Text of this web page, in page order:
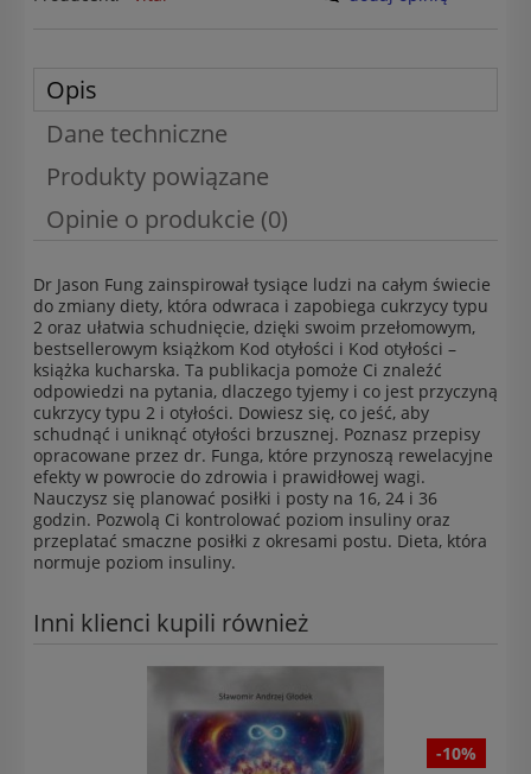
Opis
Dane techniczne
Produkty powiązane
Opinie o produkcie (0)
Dr Jason Fung zainspirował tysiące ludzi na całym świecie
do zmiany diety, która odwraca i zapobiega cukrzycy typu
2 oraz ułatwia schudnięcie, dzięki swoim przełomowym,
bestsellerowym książkom Kod otyłości i Kod otyłości –
książka kucharska. Ta publikacja pomoże Ci znaleźć
odpowiedzi na pytania, dlaczego tyjemy i co jest przyczyną
cukrzycy typu 2 i otyłości. Dowiesz się, co jeść, aby
schudnąć i uniknąć otyłości brzusznej. Poznasz przepisy
opracowane przez dr. Funga, które przynoszą rewelacyjne
efekty w powrocie do zdrowia i prawidłowej wagi.
Nauczysz się planować posiłki i posty na 16, 24 i 36
godzin. Pozwolą Ci kontrolować poziom insuliny oraz
przeplatać smaczne posiłki z okresami postu. Dieta, która
normuje poziom insuliny.
Inni klienci kupili również
-10%